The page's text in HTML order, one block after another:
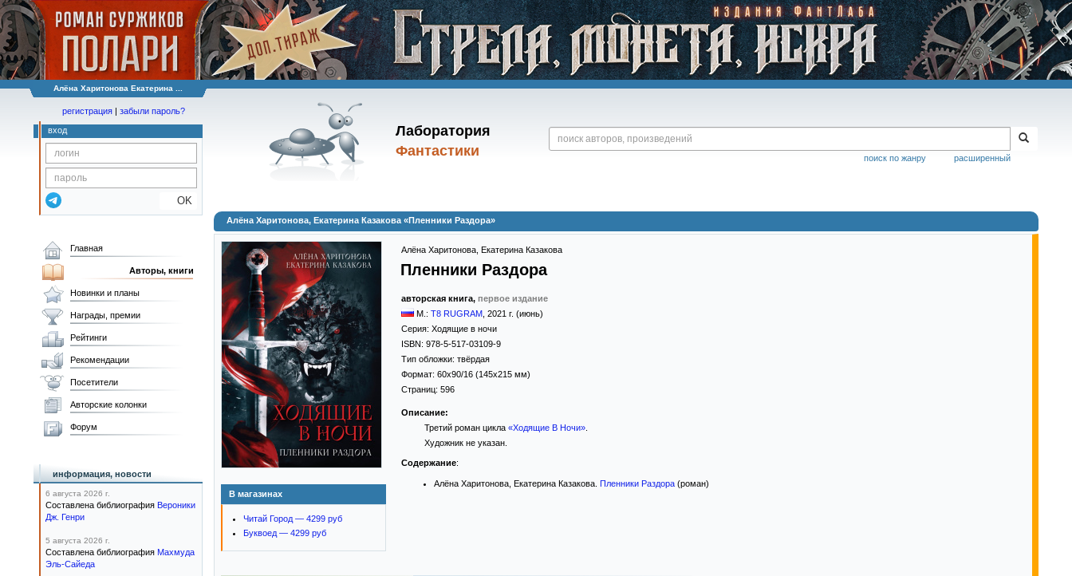
Алёна Харитонова Екатерина ...
Лаборатория
Фантастики
расширенный
поиск по жанру
регистрация | забыли пароль?
вход
OK
Алёна Харитонова, Екатерина Казакова «Пленники Раздора»
В магазинах
Читай Город — 4299 руб
Буквоед — 4299 руб
Алёна Харитонова Екатерина Казакова
Пленники Раздора
авторская книга, первое издание
М.: T8 RUGRAM 2021 г. (июнь)
Серия: Ходящие в ночи
ISBN: 978-5-517-03109-9
Тип обложки: твёрдая
Формат: 60x90/16 (145x215 мм)
Страниц: 596
Описание:
Третий роман цикла «Ходящие В Ночи».
Художник не указан.
Содержание:
Алёна Харитонова, Екатерина Казакова. Пленники Раздора (роман)
Главная
Авторы, книги
Новинки и планы
Награды, премии
Рейтинги
Рекомендации
Посетители
Авторские колонки
Форум
информация, новости
6 августа 2026 г.
Составлена библиография Вероники
Дж. Генри
5 августа 2026 г.
Составлена библиография Махмуда
Эль-Сайеда